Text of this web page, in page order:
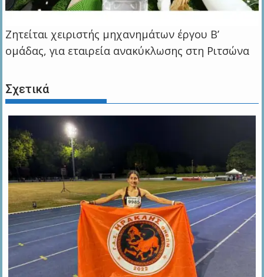
Ζητείται χειριστής μηχανημάτων έργου Β’
ομάδας, για εταιρεία ανακύκλωσης στη Ριτσώνα
Σχετικά